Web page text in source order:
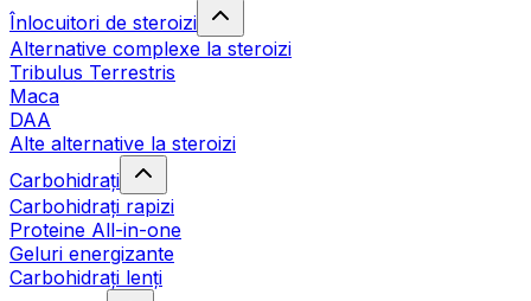
Înlocuitori de steroizi
Alternative complexe la steroizi
Tribulus Terrestris
Maca
DAA
Alte alternative la steroizi
Carbohidrați
Carbohidrați rapizi
Proteine All-in-one
Geluri energizante
Carbohidrați lenți